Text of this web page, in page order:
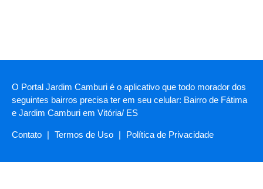
O Portal Jardim Camburi é o aplicativo que todo morador dos
seguintes bairros precisa ter em seu celular: Bairro de Fátima
e Jardim Camburi em Vitória/ ES
Contato | Termos de Uso | Política de Privacidade